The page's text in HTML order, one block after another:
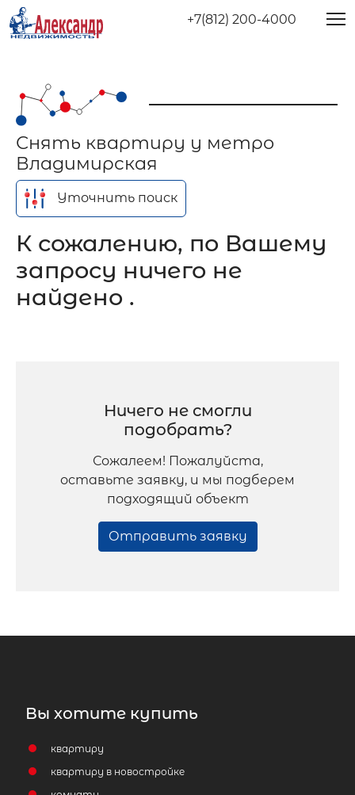
+7(812) 200-4000
Снять квартиру у метро
Владимирская
Уточнить поиск
К сожалению, по Вашему
запросу ничего не
найдено .
Ничего не смогли
подобрать?
Сожалеем! Пожалуйста,
оставьте заявку, и мы подберем
подходящий объект
Отправить заявку
Вы хотите купить
квартиру
квартиру в новостройке